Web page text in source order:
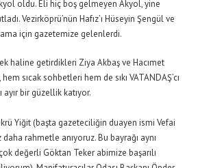
oldu. Eli hiç boş gelmeyen Akyol, yine
Vezirköprü’nün Hafız’ı Hüseyin Şengül ve
için gazetemize gelenlerdi.
haline getirdikleri Ziya Akbaş ve Hacımet
sıcak sohbetleri hem de sıkı VATANDAŞ’cı
bir güzellik katıyor.
Yiğit (başta gazeteciliğin duayen ismi Vefai
rahmetle anıyoruz. Bu bayrağı aynı
değerli Göktan Teker abimize başarılı